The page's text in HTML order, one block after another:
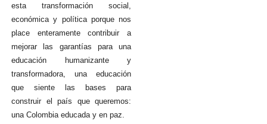
esta transformación social,
económica y política porque nos
place enteramente contribuir a
mejorar las garantías para una
educación humanizante y
transformadora, una educación
que siente las bases para
construir el país que queremos:
una Colombia educada y en paz.